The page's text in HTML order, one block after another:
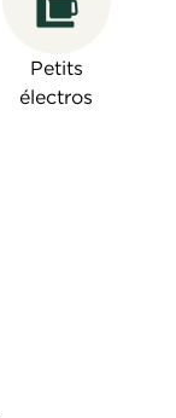
Petits
électros